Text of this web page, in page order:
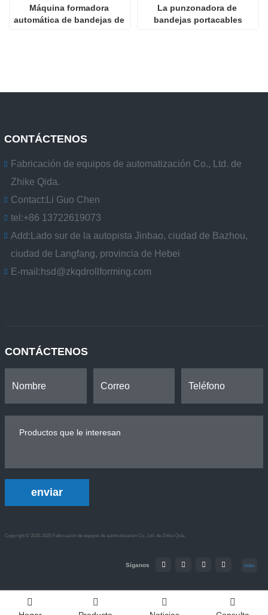
Máquina formadora
automática de bandejas de
La punzonadora de
bandejas portacables
CONTÁCTENOS
Fabricación de equipos de automatización Co., Ltd. de
Zhike Qida.
Contact: Li Guo Chen
tel:+86 13722619073
Add: Lado sur de la autopista Jinbao, ciudad de Bazhou,
ciudad de Langfang, provincia de Hebei
E-mail: hsd@zkqdrollforming.com
CONTÁCTENOS
enviar
Copyright © 2020-2025 Fabricación de equipos de automatización Co., Ltd. de Zhike Qida.
Síganos Index